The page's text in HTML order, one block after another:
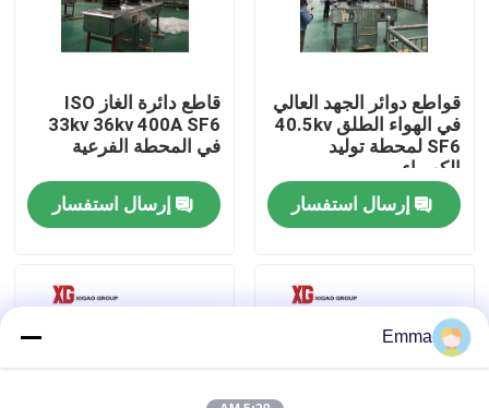
مراقبة الجودة
اتصل بنا
اطلب اقتباس
SF6 تبديل كسر الحمل
قواطع دوائر الجهد العالي
في الهواء الطلق 40.5kv
SF6 لمحطة توليد
الكهرباء
إرسال استفسار
قاطع دائرة الغاز ISO
33kv 36kv 400A SF6
في المحطة الفرعية
إرسال استفسار
Emma